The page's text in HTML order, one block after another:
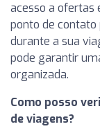
acesso a ofertas
ponto de
durante a sua
pode garantir
organizada.
Como posso
de viagens?